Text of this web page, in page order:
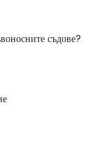
съдове?